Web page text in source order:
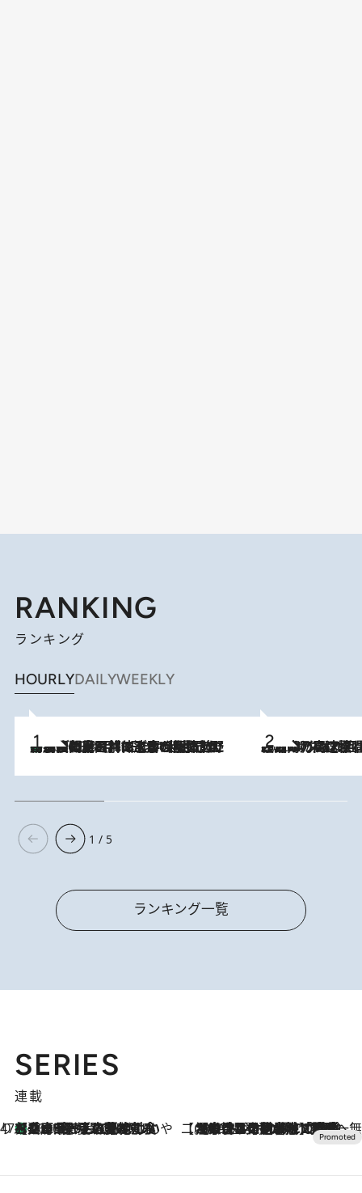
RANKING
ランキング
HOURLYDAILYWEEKLY
2026.8.8
「最後に見られてよかった」上野動物園の東園パンダ舎が解体前に特別公開。8月16日まで延長されたパネル展と共に辿る“半世紀”のパンダ飼育《解体工事の図面あり》 2026.8.7
「湘南乃風に憧れて」観客大盛上がりの“タオル回し”に、ラッパー顔負けの高速歌唱まで…さだまさし（74）のアグレッシブすぎる現在地
1 / 5
ランキング一覧
SERIES
連載
47都道府県の手みやげ ひんやりスイーツで夏を満喫
2026.8.8
【兵庫県】この夏絶対食べたい 冷やしておいしいおやつ3選 淡路島の恵みをジェラートに集約 【CREA×星野リゾート】唯一無二。癒しと発見が待つ場所へ
2026.8.7
【トンボの足水浴】ヒノキの香りに包まれて涼感マックス！約13℃の湧水かけ流しを避暑地「星野温泉 トンボの湯」で体験